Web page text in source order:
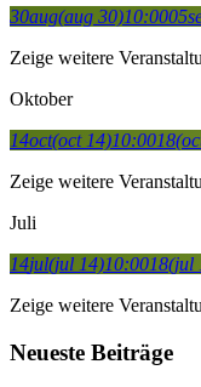
30aug(aug 30)10:0005
Zeige weitere
Oktober
14oct(oct 14)10:0018
Zeige weitere
Juli
14jul(jul 14)10:0018(jul
Zeige weitere
Neueste Beiträge